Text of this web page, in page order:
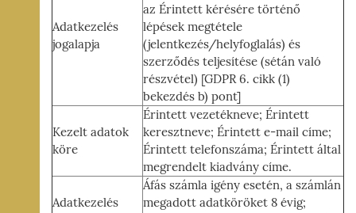
Adatkezelés
jogalapja
az Érintett kérésére történő
lépések megtétele
(jelentkezés/helyfoglalás) és
szerződés teljesítése (sétán való
részvétel) [GDPR 6. cikk (1)
bekezdés b) pont]
Kezelt adatok
köre
Érintett vezetékneve; Érintett
keresztneve; Érintett e-mail címe;
Érintett telefonszáma; Érintett által
megrendelt kiadvány címe.
Adatkezelés
Áfás számla igény esetén, a számlán
megadott adatköröket 8 évig;